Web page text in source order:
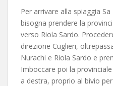
Per arrivare alla spiaggia
bisogna prendere la
verso Riola Sardo.
direzione Cuglieri,
Nurachi e Riola Sardo e
Imboccare poi la
a destra, proprio al bivio